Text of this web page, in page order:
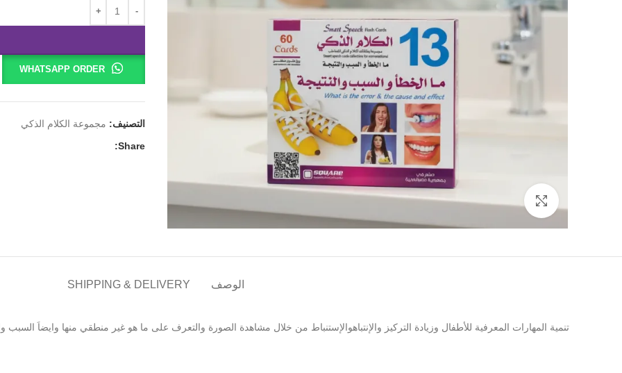
Click to enlarge
WHATSAPP ORDER
التصنيف: مجموعة الكلام الذكي
Share:
الوصف SHIPPING & DELIVERY
تنمية المهارات المعرفية للأطفال وزيادة التركيز والإنتباهوالإستنباط من خلال مشاهدة الصورة والتعرف على ما هو غير منطقي منها وايضاَ السبب